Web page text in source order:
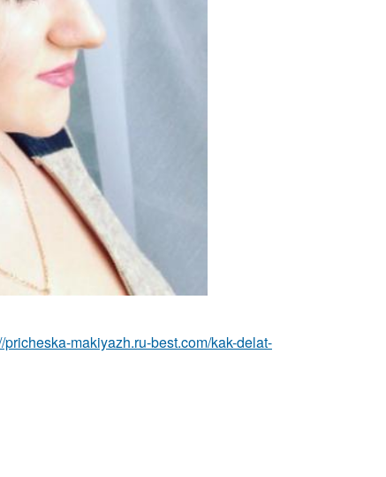
pricheska-makiyazh.ru-best.com/kak-delat-